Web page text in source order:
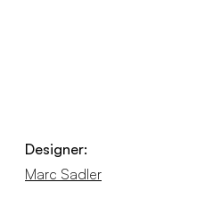
Designer:
Marc Sadler